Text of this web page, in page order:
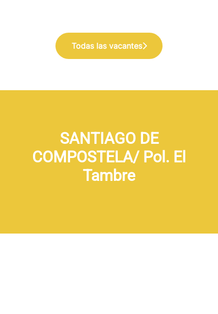
Todas las vacantes
SANTIAGO DE
COMPOSTELA/ Pol. El
Tambre